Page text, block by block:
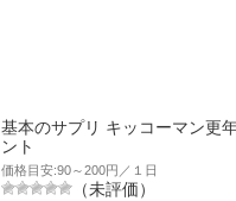
基本のサプリ キッコーマン更
ント
価格目安:90～200円／１日
（未評価）